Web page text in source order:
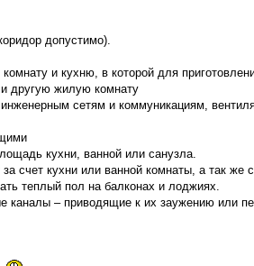
допустимо).
и кухню, в которой для
другую жилую комнату
сетям и коммуникациям,
кухни, ванной или санузла.
счет кухни или ванной комнаты, а так же
теплый пол на балконах и лоджиях.
каналы – приводящие к их заужению или